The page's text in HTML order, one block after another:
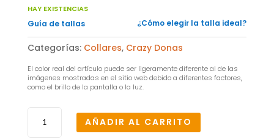
HAY EXISTENCIAS
Guía de tallas ¿Cómo elegir la talla ideal?
Categorías: Collares, Crazy Donas
El color real del artículo puede ser ligeramente diferente al de las
imágenes mostradas en el sitio web debido a diferentes factores,
como el brillo de la pantalla o la luz.
Crazy
AÑADIR AL CARRITO